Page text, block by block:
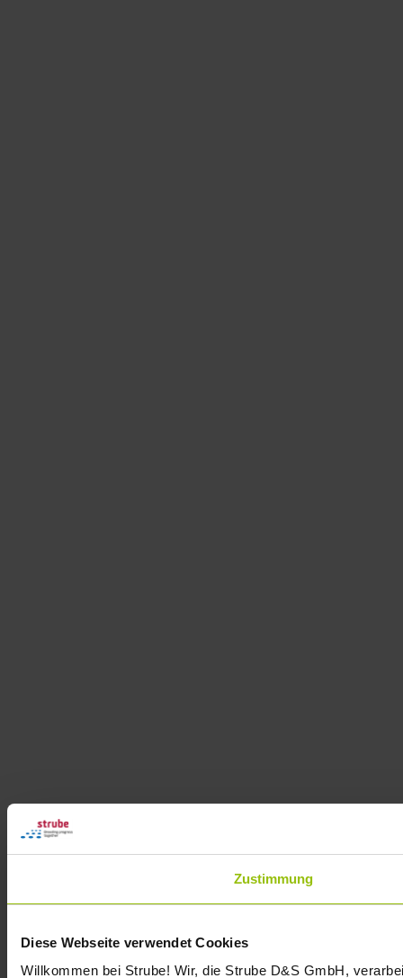
Zustimmung
Diese Webseite verwendet Cookies
Willkommen bei Strube! Wir, die Strube D&S GmbH,